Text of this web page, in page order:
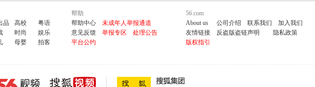
品 高校
粤语
时尚
娱乐
母婴 拍客
帮助
帮助中心
未成年人举报通道
意见反馈
举报专区
处理公告
平台公约
56.com
About us
公司介绍 联系我们
加入我们
友情链接
反盗版盗链声明
隐私政策
版权指引